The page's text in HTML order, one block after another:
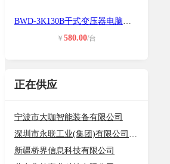
BWD-3K130B干式变压器电脑温控仪温控
￥ 580.00/台
正在供应
宁波市大咖智能装备有限公司
深圳市永联工业(集团)有限公司东莞分
新疆桥界信息科技有限公司